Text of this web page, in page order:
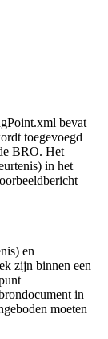
bevat
toegevoegd
BRO. Het
in het
en
zijn binnen een
in
moeten